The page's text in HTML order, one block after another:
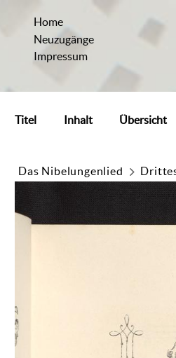
Home
Neuzugänge
Impressum
Titel Inhalt Übersicht
Das Nibelungenlied